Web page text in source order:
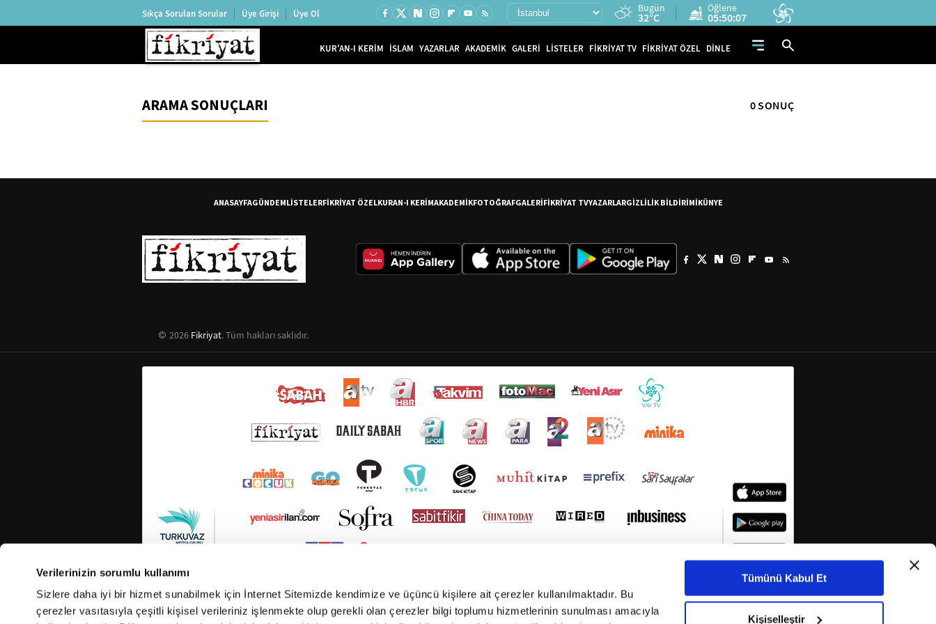
Verilerinizin sorumlu kullanımı
Sizlere daha iyi bir hizmet sunabilmek için İnternet Sitemizde kendimize ve üçüncü kişilere ait çerezler kullanılmaktadır. Bu
çerezler vasıtasıyla çeşitli kişisel verileriniz işlenmekte olup gerekli olan çerezler bilgi toplumu hizmetlerinin sunulması amacıyla
Tümünü Kabul Et
Kişiselleştir
Sıkça Sorulan Sorular Üye Girişi Üye Ol Bugün
32°C
Öğlene
05:50:07
KUR'AN-I KERİM İSLAM YAZARLAR AKADEMİK GALERİ LİSTELER FİKRİYAT TV FİKRİYAT ÖZEL DİNLE
ARAMA SONUÇLARI 0 SONUÇ
ANASAYFAGÜNDEMLİSTELERFİKRİYAT ÖZELKURAN-I KERİMAKADEMİKFOTOĞRAFGALERİFİKRİYAT TVYAZARLARGİZLİLİK BİLDİRİMİKÜNYE
2026 Fikriyat. Tüm hakları saklıdır.